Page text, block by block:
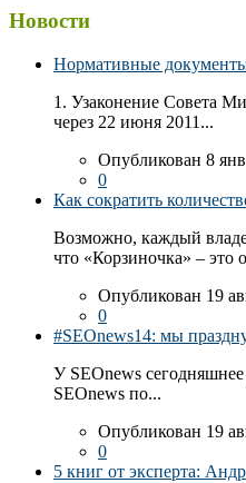
Новости
Нормативные
1. Узаконение Совета
через 22 июня 2011...
Опубликован 8
0
Как сократить
Возможно, каждый
что «Корзиночка» – это
Опубликован 19
0
#SEOnews14: мы
У SEOnews
SEOnews по...
Опубликован 19
0
5 книг от эксперта: